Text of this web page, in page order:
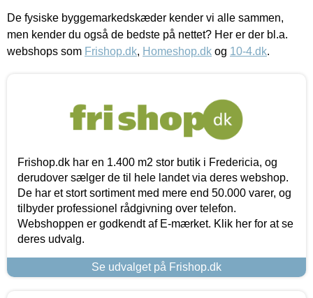
De fysiske byggemarkedskæder kender vi alle sammen,
men kender du også de bedste på nettet? Her er der bl.a.
webshops som Frishop.dk, Homeshop.dk og 10-4.dk.
Frishop.dk har en 1.400 m2 stor butik i Fredericia, og
derudover sælger de til hele landet via deres webshop.
De har et stort sortiment med mere end 50.000 varer, og
tilbyder professionel rådgivning over telefon.
Webshoppen er godkendt af E-mærket. Klik her for at se
deres udvalg.
Se udvalget på Frishop.dk